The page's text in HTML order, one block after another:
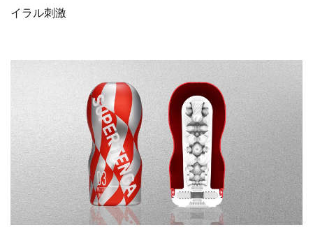
イラル刺激